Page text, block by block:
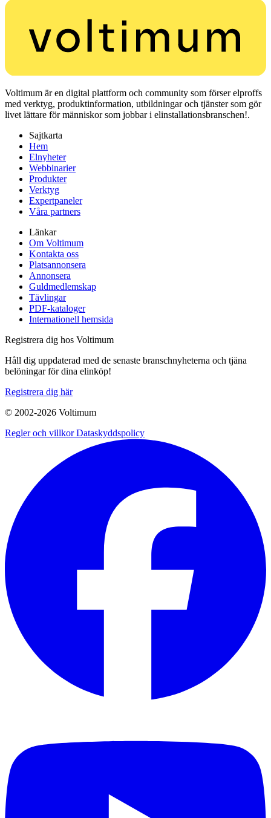
Voltimum är en digital plattform och community som förser elproffs
med verktyg, produktinformation, utbildningar och tjänster som gör
livet lättare för människor som jobbar i elinstallationsbranschen!.
Sajtkarta
Hem
Elnyheter
Webbinarier
Produkter
Verktyg
Expertpaneler
Våra partners
Länkar
Om Voltimum
Kontakta oss
Platsannonsera
Annonsera
Guldmedlemskap
Tävlingar
PDF-kataloger
Internationell hemsida
Registrera dig hos Voltimum
Håll dig uppdaterad med de senaste branschnyheterna och tjäna
belöningar för dina elinköp!
Registrera dig här
© 2002-2026 Voltimum
Regler och villkorDataskyddspolicy